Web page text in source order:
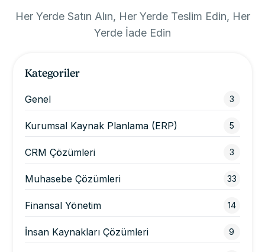
Her Yerde Satın Alın, Her Yerde Teslim Edin, Her
Yerde İade Edin
Kategoriler
Genel 3
Kurumsal Kaynak Planlama (ERP) 5
CRM Çözümleri 3
Muhasebe Çözümleri 33
Finansal Yönetim 14
İnsan Kaynakları Çözümleri 9